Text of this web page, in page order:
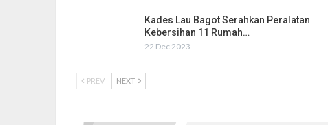
Kades Lau Bagot Serahkan Peralatan
Kebersihan 11 Rumah…
22 Dec 2023
PREV NEXT